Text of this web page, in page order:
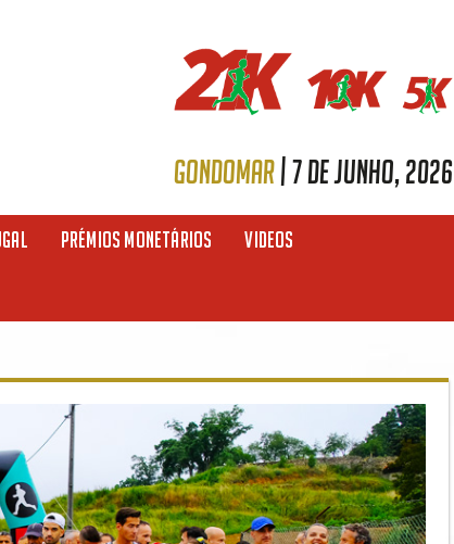
GONDOMAR|7 de Junho, 2026
PRÉMIOS MONETÁRIOS VIDEOS